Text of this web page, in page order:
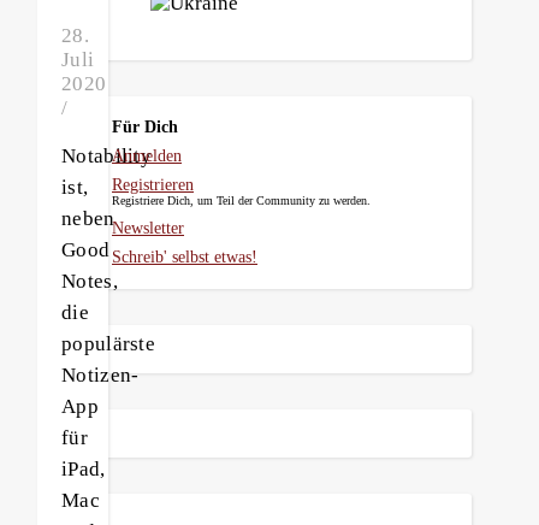
28.
Juli
2020
/
Notability
ist,
neben
Good
Notes,
die
populärste
Notizen-
App
für
iPad,
Mac
Für Dich
Anmelden
Registrieren
Registriere Dich, um Teil der Community zu werden.
Newsletter
Schreib' selbst etwas!